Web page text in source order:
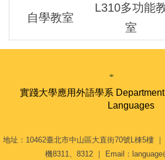
自學教室
L310多功能
室
實踐大學應用外語學系
Languages
地址：10462臺北市中山區大直街70號L棟5樓
機8311、8312 ｜ Email：